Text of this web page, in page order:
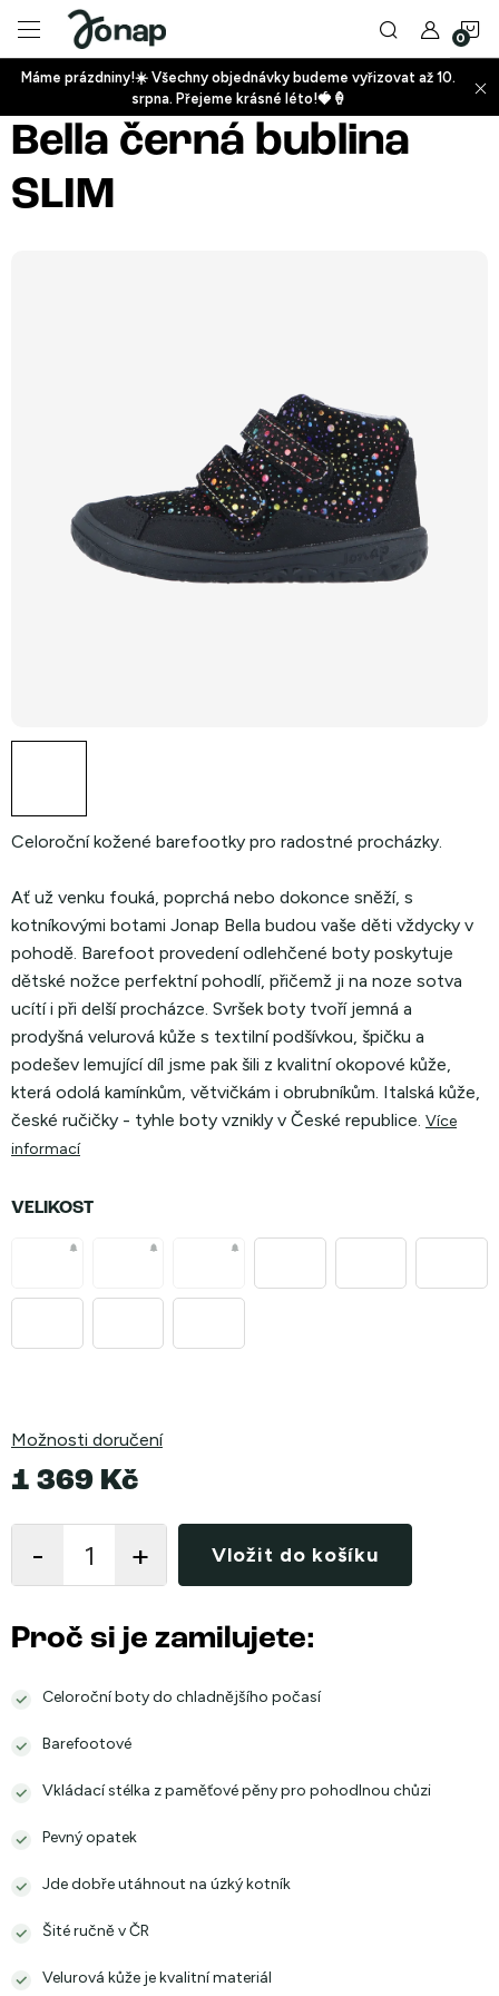
obsah
+
Máme prázdniny!☀️ Všechny objednávky budeme vyřizovat až 10.
srpna. Přejeme krásné léto!🍓🍦
Bella černá bublina
SLIM
Celoroční kožené barefootky pro radostné procházky.
Ať už venku fouká, poprchá nebo dokonce sněží, s
kotníkovými botami Jonap Bella budou vaše děti vždycky v
pohodě. Barefoot provedení odlehčené boty poskytuje
dětské nožce perfektní pohodlí, přičemž ji na noze sotva
ucítí i při delší procházce. Svršek boty tvoří jemná a
prodyšná velurová kůže s textilní podšívkou, špičku a
podešev lemující díl jsme pak šili z kvalitní okopové kůže,
která odolá kamínkům, větvičkám i obrubníkům. Italská kůže,
české ručičky - tyhle boty vznikly v České republice. Více
informací
VELIKOST
Možnosti doručení
1 369 Kč
cena:
Vložit do košíku
Proč si je zamilujete:
Celoroční boty do chladnějšího počasí
Barefootové
Vkládací stélka z paměťové pěny pro pohodlnou chůzi
Pevný opatek
Jde dobře utáhnout na úzký kotník
Šité ručně v ČR
Velurová kůže je kvalitní materiál